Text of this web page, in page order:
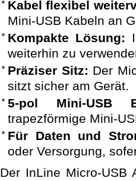
Kabel flexibel
Mini-USB Kabeln an
Kompakte Lösung:
weiterhin zu
Präziser Sitz: Der
sitzt sicher am Gerät.
5-pol Mini-USB
trapezförmige Mini-
Für Daten und
oder Versorgung,
Der InLine Micro-USB